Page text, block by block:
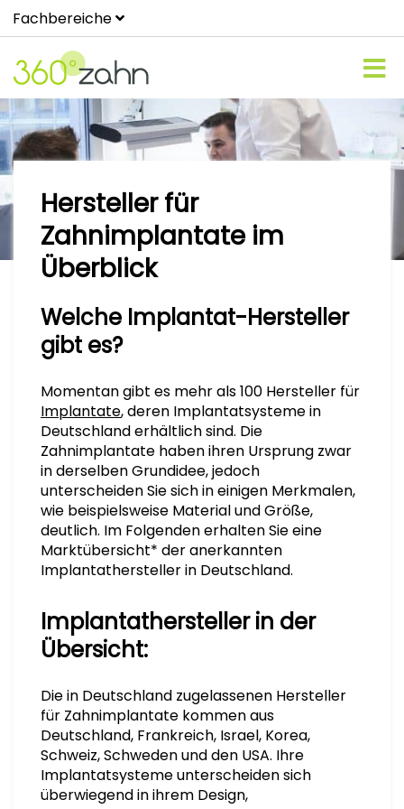
Fachbereiche
Hersteller für
Zahnimplantate im
Überblick
Welche Implantat-Hersteller
gibt es?
Momentan gibt es mehr als 100 Hersteller für
Implantate, deren Implantatsysteme in
Deutschland erhältlich sind. Die
Zahnimplantate haben ihren Ursprung zwar
in derselben Grundidee, jedoch
unterscheiden Sie sich in einigen Merkmalen,
wie beispielsweise Material und Größe,
deutlich. Im Folgenden erhalten Sie eine
Marktübersicht* der anerkannten
Implantathersteller in Deutschland.
Implantathersteller in der
Übersicht:
Die in Deutschland zugelassenen Hersteller
für Zahnimplantate kommen aus
Deutschland, Frankreich, Israel, Korea,
Schweiz, Schweden und den USA. Ihre
Implantatsysteme unterscheiden sich
überwiegend in ihrem Design,